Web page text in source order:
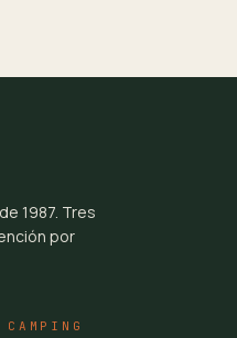
1987. Tres
por
CAMPING